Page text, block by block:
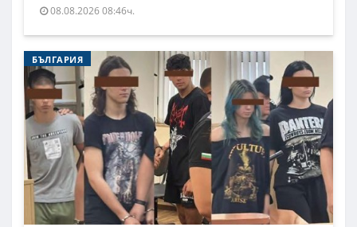
08.08.2026 08:46ч.
БЪЛГАРИЯ